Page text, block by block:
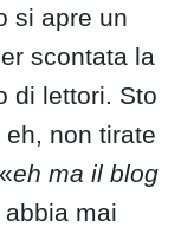
si apre un
scontata la
di lettori. Sto
non tirate
eh ma il blog
mai